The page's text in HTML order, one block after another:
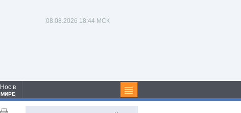
08.08.2026 18:44 МСК
Нос в
МИРЕ